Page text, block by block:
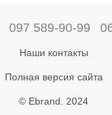
097 589-90-99
Наши контакты
Полная версия сайта
© Ebrand. 2024